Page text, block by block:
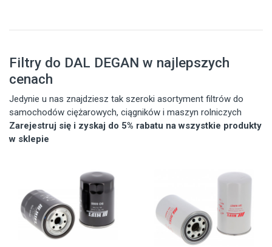
Filtry do DAL DEGAN w najlepszych
cenach
Jedynie u nas znajdziesz tak szeroki asortyment filtrów do
samochodów ciężarowych, ciągników i maszyn rolniczych
Zarejestruj się i zyskaj do 5% rabatu na wszystkie produkty
w sklepie